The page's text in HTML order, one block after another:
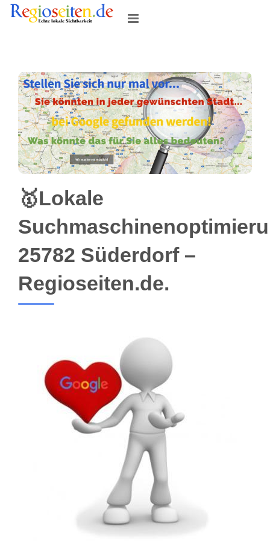
Skip
🥇Lokale
25782 Süderdorf –
Regioseiten.de.